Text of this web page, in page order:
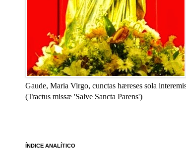
Gaude, Maria Virgo, cunctas hæreses sola
(Tractus missæ 'Salve Sancta Parens')
ÍNDICE ANALÍTICO